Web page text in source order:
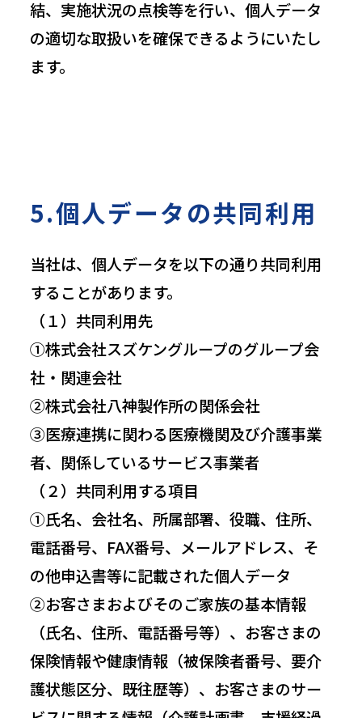
結、実施状況の点検等を行い、個人データ
の適切な取扱いを確保できるようにいたし
ます。
5.個人データの共同利用
当社は、個人データを以下の通り共同利用
することがあります。
（１）共同利用先
①株式会社スズケングループのグループ会
社・関連会社
②株式会社八神製作所の関係会社
③医療連携に関わる医療機関及び介護事業
者、関係しているサービス事業者
（２）共同利用する項目
①氏名、会社名、所属部署、役職、住所、
電話番号、FAX番号、メールアドレス、そ
の他申込書等に記載された個人データ
②お客さまおよびそのご家族の基本情報
（氏名、住所、電話番号等）、お客さまの
保険情報や健康情報（被保険者番号、要介
護状態区分、既往歴等）、お客さまのサー